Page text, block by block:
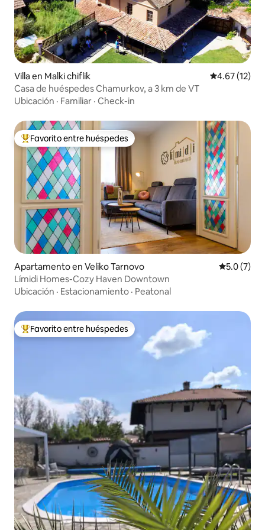
Villa en Malki chiflik Calificación
4.67 (12)
Casa de huéspedes Chamurkov, a 3 km de VT
Ubicación · Familiar · Check-in
Favorito entre huéspedes preferido
Favorito entre huéspedes
Apartamento en Veliko Tarnovo
5.0 (7)
Límidi Homes-Cozy Haven Downtown
Ubicación · Estacionamiento · Peatonal
Favorito entre huéspedes preferido
Favorito entre huéspedes